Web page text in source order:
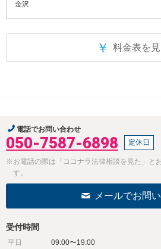
金沢
￥ 料金表を
電話でお問い合わせ
050-7587-6898 定休日
※お電話の際は「ココナラ法律相談を見た」と
す。
メールでお問
受付時間
平日
09:00〜19:00